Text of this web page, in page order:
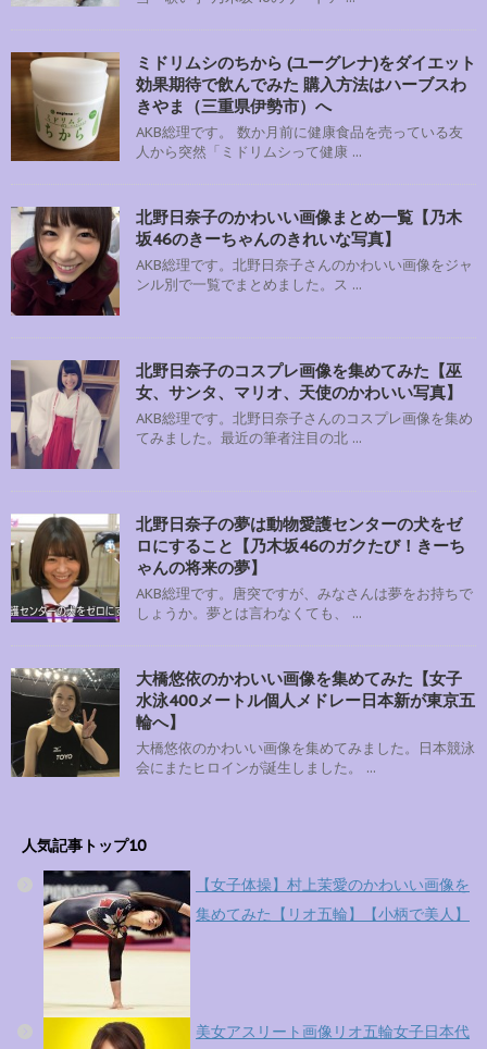
ミドリムシのちから (ユーグレナ)をダイエット
効果期待で飲んでみた 購入方法はハーブスわ
きやま（三重県伊勢市）へ
AKB総理です。 数か月前に健康食品を売っている友
人から突然「ミドリムシって健康 ...
北野日奈子のかわいい画像まとめ一覧【乃木
坂46のきーちゃんのきれいな写真】
AKB総理です。北野日奈子さんのかわいい画像をジャ
ンル別で一覧でまとめました。ス ...
北野日奈子のコスプレ画像を集めてみた【巫
女、サンタ、マリオ、天使のかわいい写真】
AKB総理です。北野日奈子さんのコスプレ画像を集め
てみました。最近の筆者注目の北 ...
北野日奈子の夢は動物愛護センターの犬をゼ
ロにすること【乃木坂46のガクたび！きーち
ゃんの将来の夢】
AKB総理です。唐突ですが、みなさんは夢をお持ちで
しょうか。夢とは言わなくても、 ...
大橋悠依のかわいい画像を集めてみた【女子
水泳400メートル個人メドレー日本新が東京五
輪へ】
大橋悠依のかわいい画像を集めてみました。日本競泳
会にまたヒロインが誕生しました。 ...
人気記事トップ10
【女子体操】村上茉愛のかわいい画像を
集めてみた【リオ五輪】【小柄で美人】
美女アスリート画像リオ五輪女子日本代